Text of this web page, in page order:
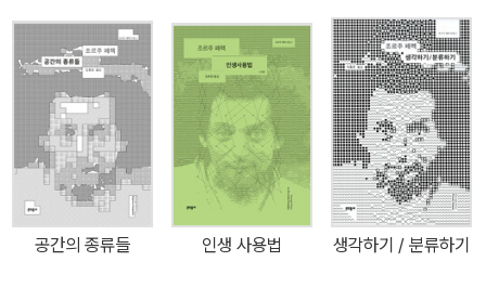
적인 요소로 치부되기 쉬운 일상적 사물과 공간들, 순식간에 휘발되
는 생각의 파편들을 집요할 만큼 면밀히 관찰하여 분류하고 목록화함
으로써 찰나의 순간을 언어 속에 영구화하는 작업에 골몰했다. 작가
의 이런 관심과 성향에 비추어봤을 때 그가 자신의 무의식이 밤새 만
들어내는, 그러나 여명과 함께 희미해져버리는 꿈의 세계를 포착하기
위해 몇 년에 걸쳐 ‘꿈 일기’를 썼다는 사실은 자연스럽고도 필연적인
일처럼 느껴진다. 조르주 페렉 선집의 마지막 7권으로 출간된 『어렴
풋한 부티크』는 페렉이 1968년 5월부터 1972년 8월 사이에 꾸었던
124개의 꿈을 일련의 번호를 매겨 엮은 책으로, 스스로의 내면을 끈
공간의 종류들 인생 사용법 생각하기 / 분류하기